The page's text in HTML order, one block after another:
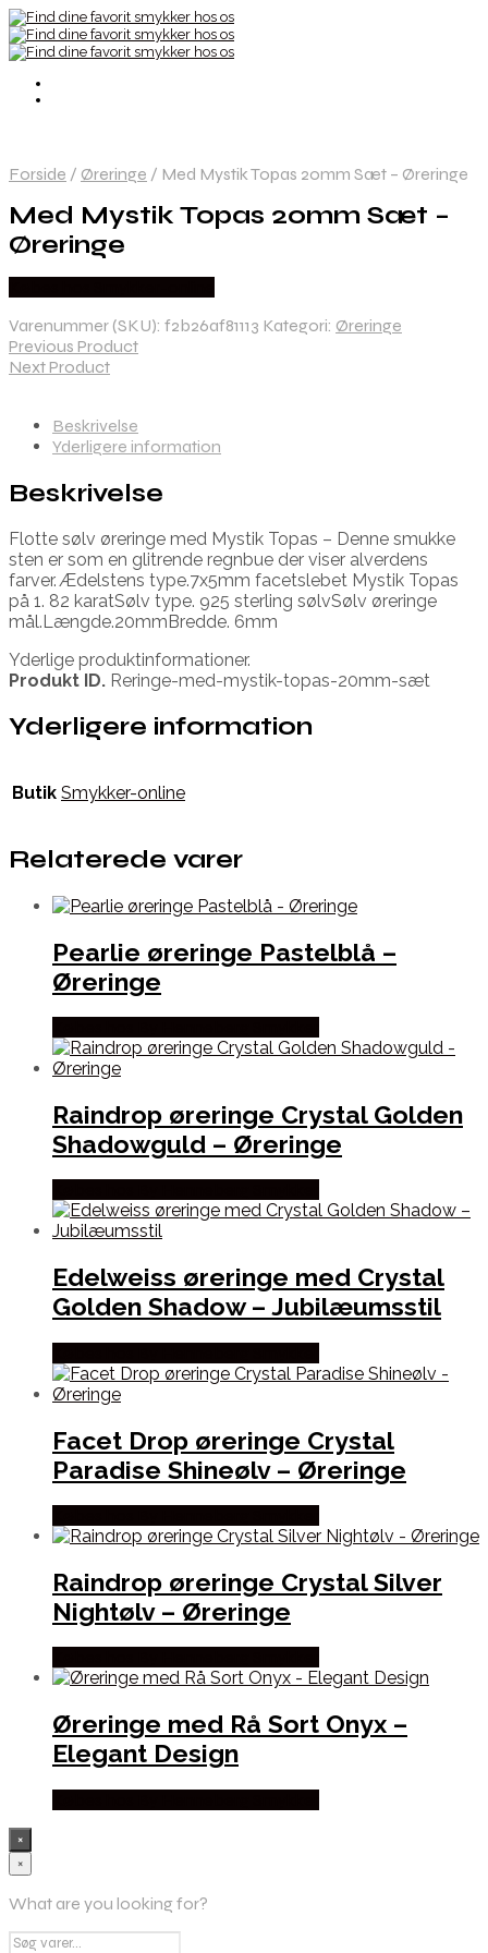
Forside / Øreringe / Med Mystik Topas 20mm Sæt – Øreringe
Med Mystik Topas 20mm Sæt –
Øreringe
Varenummer (SKU): f2b26af81113 Kategori: Øreringe
Previous Product
Next Product
Beskrivelse
Yderligere information
Beskrivelse
Flotte sølv øreringe med Mystik Topas – Denne smukke
sten er som en glitrende regnbue der viser alverdens
farver. Ædelstens type.7x5mm facetslebet Mystik Topas
på 1. 82 karatSølv type. 925 sterling sølvSølv øreringe
mål.Længde.20mmBredde. 6mm
Yderlige produktinformationer.
Produkt ID. Reringe-med-mystik-topas-20mm-sæt
Yderligere information
Butik Smykker-online
Relaterede varer
Pearlie øreringe Pastelblå –
Øreringe
Raindrop øreringe Crystal Golden
Shadowguld – Øreringe
Edelweiss øreringe med Crystal
Golden Shadow – Jubilæumsstil
Facet Drop øreringe Crystal
Paradise Shineølv – Øreringe
Raindrop øreringe Crystal Silver
Nightølv – Øreringe
Øreringe med Rå Sort Onyx –
Elegant Design
×
×
What are you looking for?